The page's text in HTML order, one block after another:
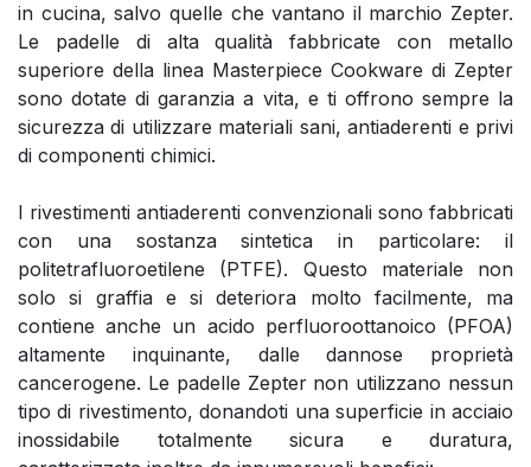
in cucina, salvo quelle che vantano il marchio Zepter.
Le padelle di alta qualità fabbricate con metallo
superiore della linea Masterpiece Cookware di Zepter
sono dotate di garanzia a vita, e ti offrono sempre la
sicurezza di utilizzare materiali sani, antiaderenti e privi
di componenti chimici.
I rivestimenti antiaderenti convenzionali sono fabbricati
con una sostanza sintetica in particolare: il
politetrafluoroetilene (PTFE). Questo materiale non
solo si graffia e si deteriora molto facilmente, ma
contiene anche un acido perfluoroottanoico (PFOA)
altamente inquinante, dalle dannose proprietà
cancerogene. Le padelle Zepter non utilizzano nessun
tipo di rivestimento, donandoti una superficie in acciaio
inossidabile totalmente sicura e duratura,